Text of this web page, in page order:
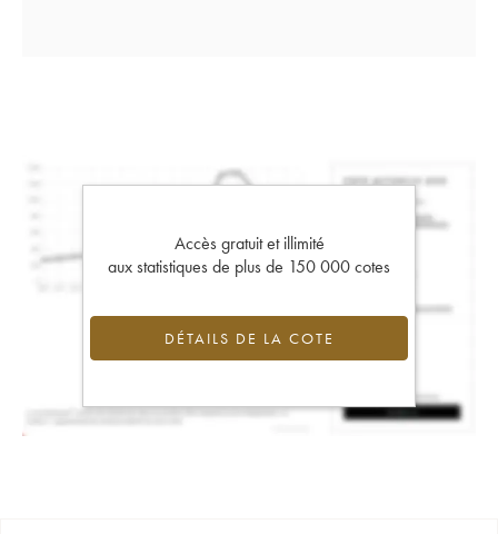
Accès gratuit et illimité
aux statistiques de plus de 150 000 cotes
DÉTAILS DE LA COTE